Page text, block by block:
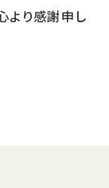
より感謝申し